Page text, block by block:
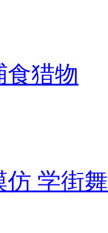
食猎物
学街